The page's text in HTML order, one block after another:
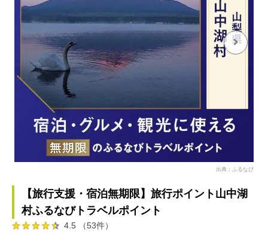
出典：ふるなび
【旅行支援・宿泊無期限】旅行ポイント山中湖
村ふるなびトラベルポイント
4.5 （53件）